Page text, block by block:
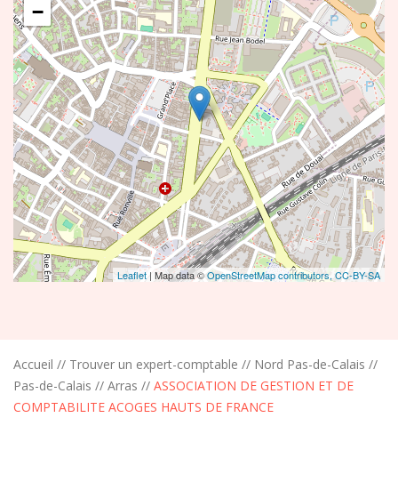
−
Leaflet | Map data ©OpenStreetMap contributors, CC-BY-SA
Accueil // Trouver un expert-comptable // Nord Pas-de-Calais //
Pas-de-Calais // Arras // ASSOCIATION DE GESTION ET DE
COMPTABILITE ACOGES HAUTS DE FRANCE